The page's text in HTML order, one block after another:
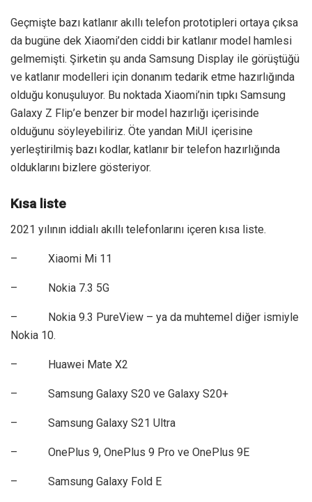
Geçmişte bazı katlanır akıllı telefon prototipleri ortaya çıksa
da bugüne dek Xiaomi’den ciddi bir katlanır model hamlesi
gelmemişti. Şirketin şu anda Samsung Display ile görüştüğü
ve katlanır modelleri için donanım tedarik etme hazırlığında
olduğu konuşuluyor. Bu noktada Xiaomi’nin tıpkı Samsung
Galaxy Z Flip’e benzer bir model hazırlığı içerisinde
olduğunu söyleyebiliriz. Öte yandan MiUI içerisine
yerleştirilmiş bazı kodlar, katlanır bir telefon hazırlığında
olduklarını bizlere gösteriyor.
Kısa liste
2021 yılının iddialı akıllı telefonlarını içeren kısa liste.
– Xiaomi Mi 11
– Nokia 7.3 5G
– Nokia 9.3 PureView – ya da muhtemel diğer ismiyle
Nokia 10.
– Huawei Mate X2
– Samsung Galaxy S20 ve Galaxy S20+
– Samsung Galaxy S21 Ultra
– OnePlus 9, OnePlus 9 Pro ve OnePlus 9E
– Samsung Galaxy Fold E